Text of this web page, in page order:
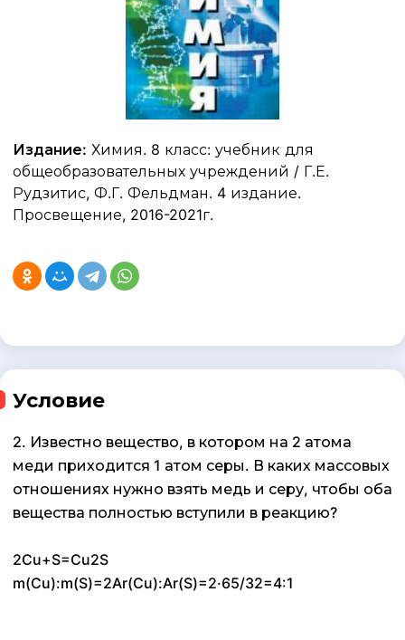
Издание: Химия. 8 класс: учебник для
общеобразовательных учреждений / Г.Е.
Рудзитис, Ф.Г. Фельдман. 4 издание.
Просвещение, 2016-2021г.
Условие
2. Известно вещество, в котором на 2 атома
меди приходится 1 атом серы. В каких массовых
отношениях нужно взять медь и серу, чтобы оба
вещества полностью вступили в реакцию?
2Cu+S=Cu2S
m(Cu):m(S)=2Ar(Cu):Ar(S)=2·65/32=4:1